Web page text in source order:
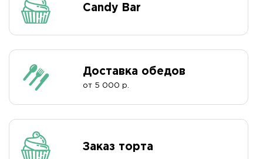
Candy Bar
Доставка обедов
от 5 000 р.
Заказ торта